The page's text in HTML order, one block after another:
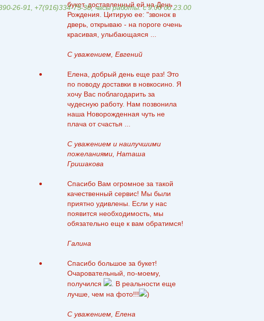
букет, доставленный ей на День
Рождения. Цитирую ее: "звонок в
дверь, открываю - на пороге очень
красивая, улыбающаяся ...
С уважением, Евгений
Елена, добрый день еще раз! Это
по поводу доставки в новкосино. Я
хочу Вас поблагодарить за
чудесную работу. Нам позвонила
наша Новорожденная чуть не
плача от счастья ...
С уважением и наилучшими
пожеланиями, Наташа
Гришакова
Спасибо Вам огромное за такой
качественный сервис! Мы были
приятно удивлены. Если у нас
появится необходимость, мы
обязательно еще к вам обратимся!
Галина
Спасибо большое за букет!
Очаровательный, по-моему,
получился
. В реальности еще
лучше, чем на фото!!!
)
С уважением, Елена
26-91, +7(916)334-75-38, часы работы: с 9.00 до 23.00